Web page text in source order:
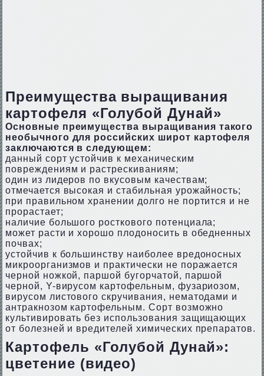
Преимущества выращивания
картофеля «Голубой Дунай»
Основные преимущества выращивания такого
необычного для российских широт картофеля
заключаются в следующем:
данный сорт устойчив к механическим
повреждениям и растрескиваниям;
один из лидеров по вкусовым качествам;
отмечается высокая и стабильная урожайность;
при правильном хранении долго не портится и не
прорастает;
наличие большого росткового потенциала;
может расти и хорошо плодоносить в обедненных
почвах;
устойчив к большинству наиболее вредоносных
микроорганизмов и практически не поражается
черной ножкой, паршой бугорчатой, паршой
черной, Y-вирусом картофельным, фузариозом,
вирусом листового скручивания, нематодами и
антракнозом картофельным. Сорт возможно
культивировать без использования защищающих
от болезней и вредителей химических препаратов.
Картофель «Голубой Дунай»:
цветение (видео)